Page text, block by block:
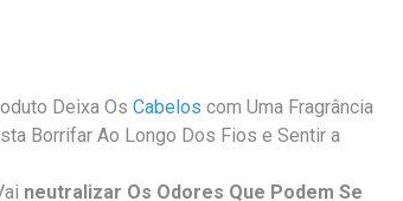
Deixa Os Cabelos com Uma Fragrância
Borrifar Ao Longo Dos Fios e Sentir a
neutralizar Os Odores Que Podem Se